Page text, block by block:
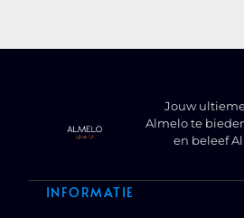
Jouw
Almelo te
en beleef
INFORMATIE